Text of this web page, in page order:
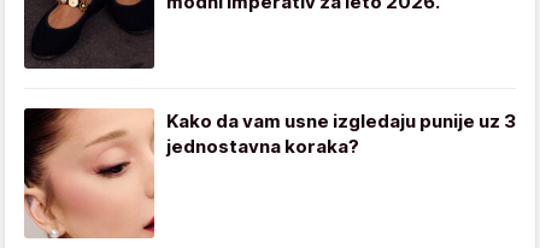
Kako da vam usne izgledaju punije uz 3
jednostavna koraka?